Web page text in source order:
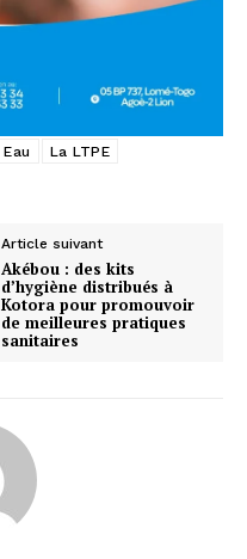
Eau
La LTPE
Article suivant
Akébou : des kits
d’hygiène distribués à
Kotora pour promouvoir
de meilleures pratiques
sanitaires